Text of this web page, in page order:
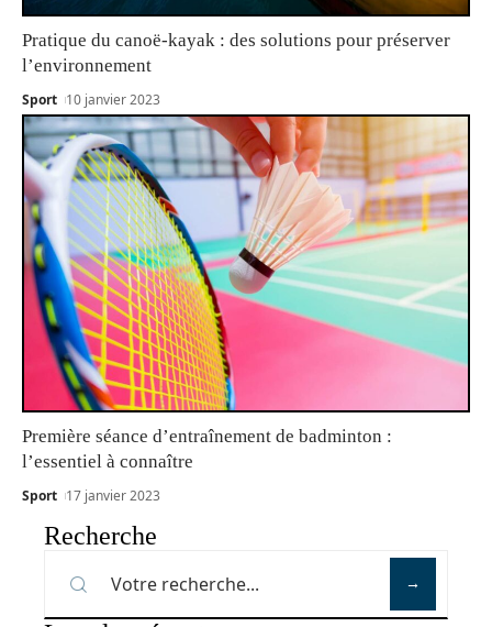
Pratique du canoë-kayak : des solutions pour préserver
l’environnement
Sport 10 janvier 2023
Première séance d’entraînement de badminton :
l’essentiel à connaître
Sport 17 janvier 2023
Recherche